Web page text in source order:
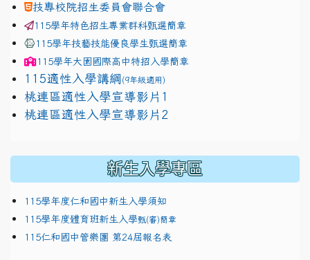
技專校院招生委員會聯合會
115學年特色招生專業群科甄選簡章
115學年技藝技能優良學生甄選簡章
115學年大園國際高中特招入學簡章
115適性入學講綱 (9年級適用)
link to https://docs.google.com/presentation/d/
桃連區適性入學宣導影片1
link to https://docs.google.com/presentation/d/
桃連區適性入學宣導影片2
新生入學專區
115學年度仁和國中新生入學須知
115學年度體育班新生入學甄(審)簡章
115仁和國中管樂團 第24屆報名表